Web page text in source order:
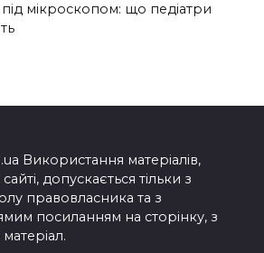
мікроскопом: що педіатри
Використання матеріалів,
допускається тільки з
правовласника та з
посиланням на сторінку, з